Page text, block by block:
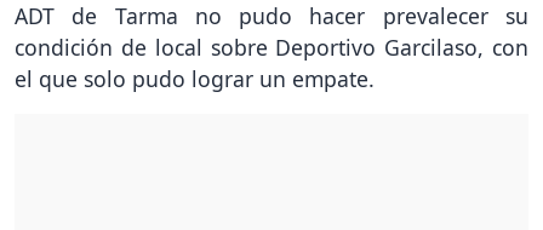
ADT de Tarma no pudo hacer prevalecer su
condición de local sobre Deportivo Garcilaso, con
el que solo pudo lograr un empate.